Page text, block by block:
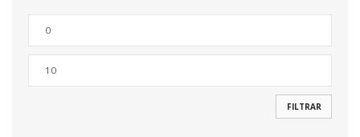
FILTRAR